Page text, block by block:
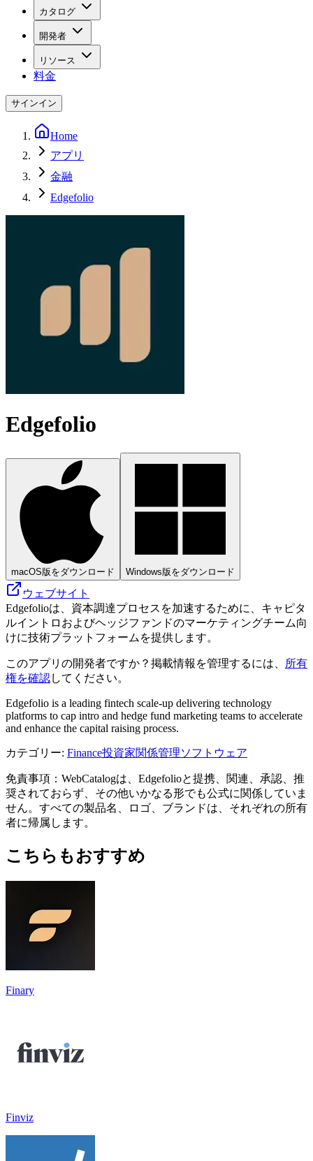
カタログ
開発者
リソース
料金
サインイン
Home
アプリ
金融
Edgefolio
Edgefolio
macOS版をダウンロード Windows版をダウンロード
ウェブサイト
Edgefolioは、資本調達プロセスを加速するために、キャピタ
ルイントロおよびヘッジファンドのマーケティングチーム向
けに技術プラットフォームを提供します。
このアプリの開発者ですか？掲載情報を管理するには、
所有
権を確認してください。
Edgefolio is a leading fintech scale-up delivering technology
platforms to cap intro and hedge fund marketing teams to accelerate
and enhance the capital raising process.
カテゴリー: Finance投資家関係管理ソフトウェア
免責事項：WebCatalogは、Edgefolioと提携、関連、承認、推
奨されておらず、その他いかなる形でも公式に関係していま
せん。すべての製品名、ロゴ、ブランドは、それぞれの所有
者に帰属します。
こちらもおすすめ
Finary
Finviz